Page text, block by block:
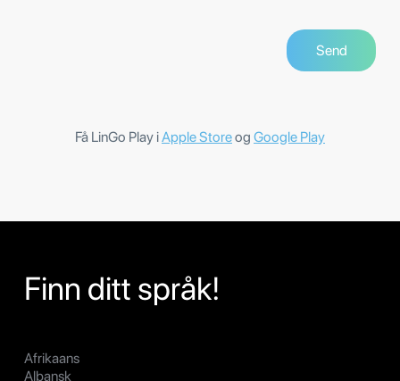
Få LinGo Play iApple Storeog Google Play
Finn ditt språk!
Afrikaans
Albansk